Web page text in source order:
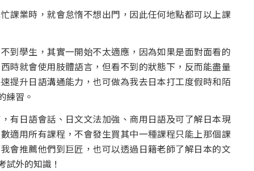
課業時，就會怠惰不想出門，因此任何地點都可以上課
到學生，其實一開始不太適應，因為如果是面對面看的
時就會使用肢體語言，但看不到的狀態下，反而能盡量
提升日語溝通能力，也可做為我去日本打工度假時和陌
練習。
有日語會話、日文文法加強、商用日語及可了解日本現
適用所有課程，不會發生買其中一種課程只能上那個課
會推薦他們到巨匠，也可以透過日籍老師了解日本的文
試外的知識！